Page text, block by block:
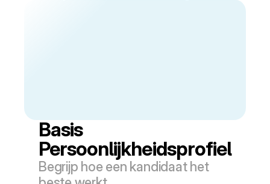
Basis
Persoonlijkheidsprofiel
Begrijp hoe een kandidaat het